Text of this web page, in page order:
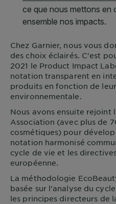
Chez Garnier, nous vous
des choix éclairés. C'est
2021 le Product Impact
notation transparent en
produits en fonction de
environnementale.
Nous avons ensuite rejoint
Association (avec plus de
cosmétiques) pour
notation harmonisé
cycle de vie et les
européenne.
La méthodologie
basée sur l'analyse du
les principes directeurs de